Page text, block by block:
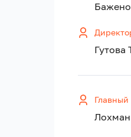
Гутова
Главный
Лохман